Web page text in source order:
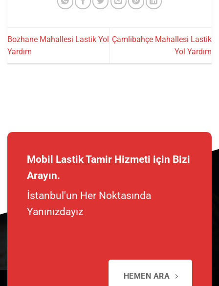
Bozhane Mahallesi Lastik Yol
Yardım
Çamlibahçe Mahallesi Lastik
Yol Yardım
Mobil Lastik Tamir Hizmeti için Bizi
Arayın.
İstanbul'un Her Noktasında
Yanınızdayız
HEMEN ARA